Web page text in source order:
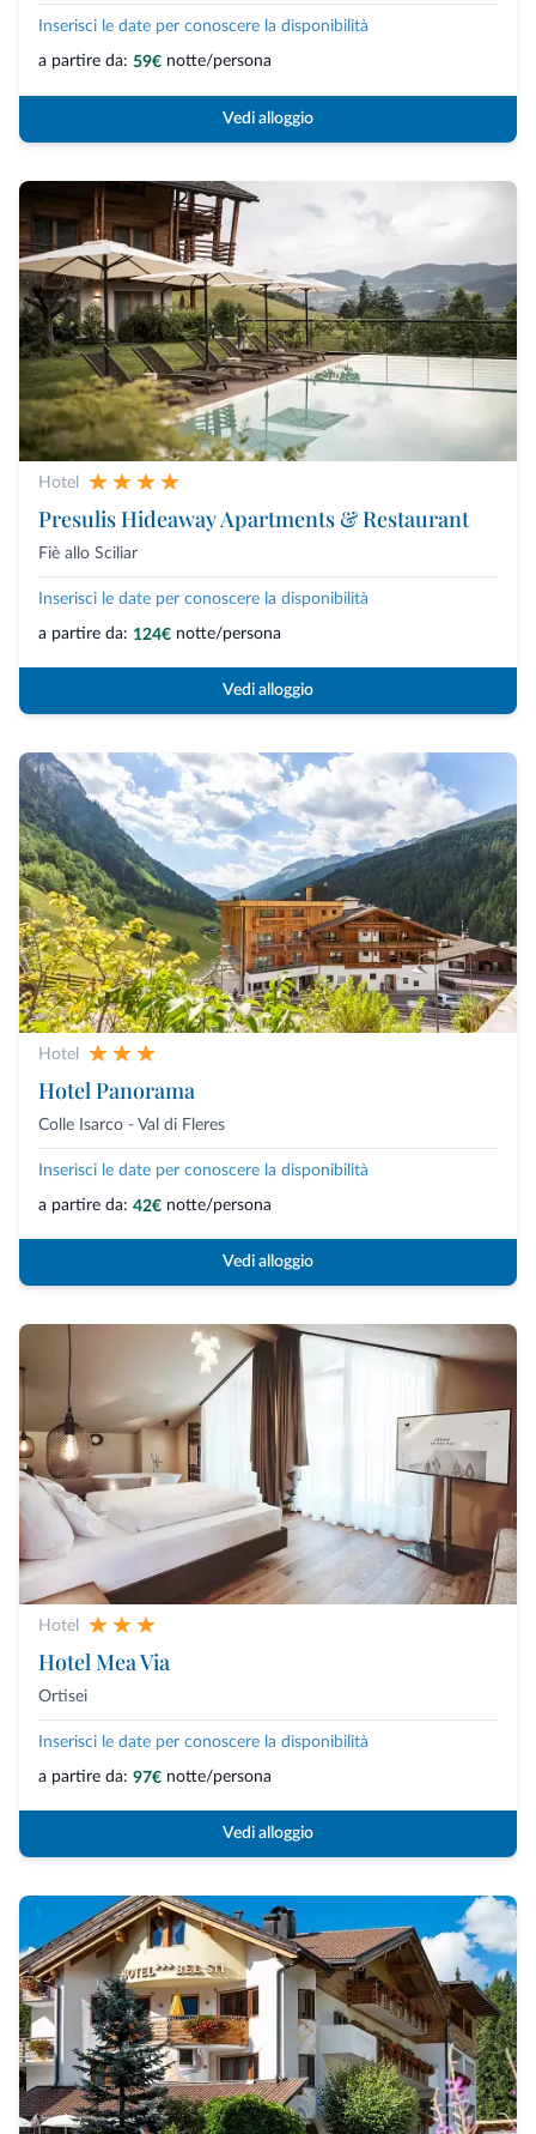
Inserisci le date per conoscere la disponibilità
a partire da: 59€ notte/persona
Vedi alloggio
Hotel
Presulis Hideaway Apartments & Restaurant
Fiè allo Sciliar
Inserisci le date per conoscere la disponibilità
a partire da: 124€ notte/persona
Vedi alloggio
Hotel
Hotel Panorama
Colle Isarco - Val di Fleres
Inserisci le date per conoscere la disponibilità
a partire da: 42€ notte/persona
Vedi alloggio
Hotel
Hotel Mea Via
Ortisei
Inserisci le date per conoscere la disponibilità
a partire da: 97€ notte/persona
Vedi alloggio